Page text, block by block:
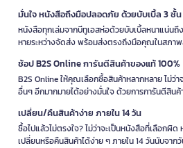
มั่นใจ หนังสือถึงมือปลอดภัย ด้วยบับเบิ้ล 3 ชั้น
หนังสือทุกเล่มจากบีทูเอสห่อด้วยบับเบิ้ลหนาแน่นถึ
หายระหว่างจัดส่ง พร้อมส่งตรงถึงมือคุณในสภา
ช้อป B2S Online การันตีสินค้าของแท้ 100%
B2S Online ให้คุณเลือกซื้อสินค้าหลากหลาย ไม่ว่า
อื่นๆ อีกมากมายได้อย่างมั่นใจ ด้วยการการันตีสิน
เปลี่ยน/คืนสินค้าง่าย ภายใน 14 วัน
ซื้อไปแล้วไม่ตรงใจ? ไม่ว่าจะเป็นหนังสือที่เลือก
เปลี่ยนหรือคืนสินค้าได้ง่าย ๆ ภายใน 14 วันนับจาก